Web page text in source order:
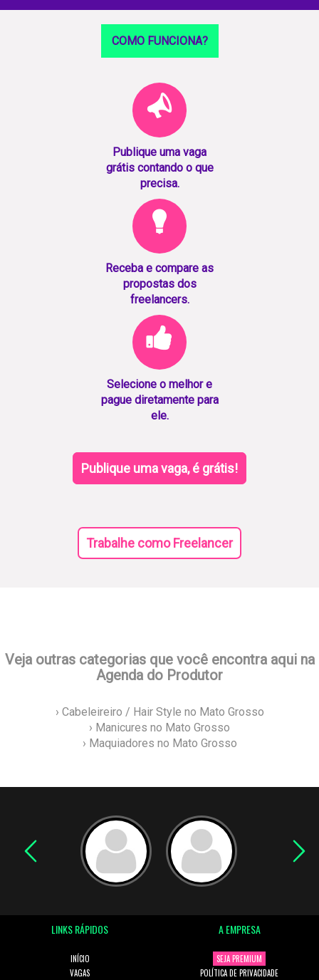
COMO FUNCIONA?
Publique uma vaga
grátis contando o que
precisa.
Receba e compare as
propostas dos
freelancers.
Selecione o melhor e
pague diretamente para
ele.
Publique uma vaga, é grátis!
Trabalhe como Freelancer
Veja outras categorias que você encontra aqui na
Agenda do Produtor
› Cabeleireiro / Hair Style no Mato Grosso
› Manicures no Mato Grosso
› Maquiadores no Mato Grosso
LINKS RÁPIDOS
INÍCIO
VAGAS
A EMPRESA
SEJA PREMIUM
POLÍTICA DE PRIVACIDADE